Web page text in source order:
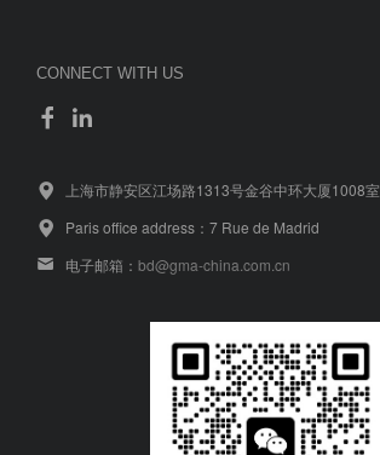
CONNECT WITH US
上海市静安区江场路1313号金谷中环大厦1008室
Paris office address：7 Rue de Madrid
电子邮箱： bd@gma-china.com.cn